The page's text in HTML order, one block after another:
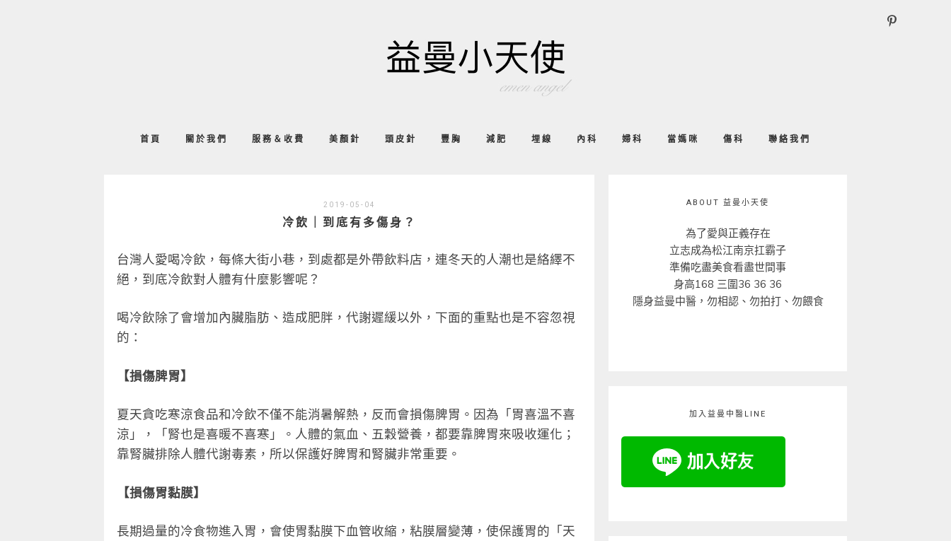
首頁 關於我們 服務＆收費 美顏針 頭皮針 豐胸 減肥 埋線 內科 婦科 當媽咪 傷科 聯絡我們
2019-05-04
冷飲｜到底有多傷身？
台灣人愛喝冷飲，每條大街小巷，到處都是外帶飲料店，連冬天的人潮也是絡繹不
絕，到底冷飲對人體有什麼影響呢？
喝冷飲除了會增加內臟脂肪、造成肥胖，代謝遲緩以外，下面的重點也是不容忽視
的：
【損傷脾胃】
夏天貪吃寒涼食品和冷飲不僅不能消暑解熱，反而會損傷脾胃。因為「胃喜溫不喜
涼」，「腎也是喜暖不喜寒」。人體的氣血、五穀營養，都要靠脾胃來吸收運化；
靠腎臟排除人體代謝毒素，所以保護好脾胃和腎臟非常重要。
【損傷胃黏膜】
長期過量的冷食物進入胃，會使胃黏膜下血管收縮，粘膜層變薄，使保護胃的「天
ABOUT 益曼小天使
為了愛與正義存在
立志成為松江南京扛霸子
準備吃盡美食看盡世間事
身高168 三圍36 36 36
隱身益曼中醫，勿相認、勿拍打、勿餵食
加入益曼中醫LINE